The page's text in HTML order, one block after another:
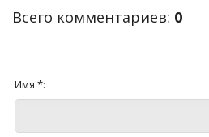
Всего комментариев: 0
Имя *: